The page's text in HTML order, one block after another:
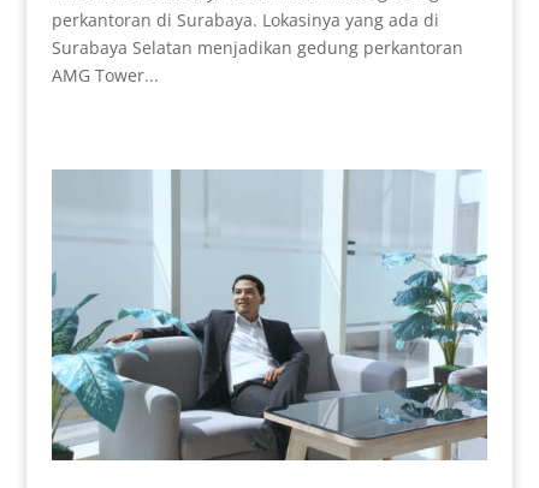
perkantoran di Surabaya. Lokasinya yang ada di
Surabaya Selatan menjadikan gedung perkantoran
AMG Tower...